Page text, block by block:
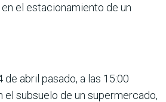
el estacionamiento de un
abril pasado, a las 15:00
el subsuelo de un supermercado,